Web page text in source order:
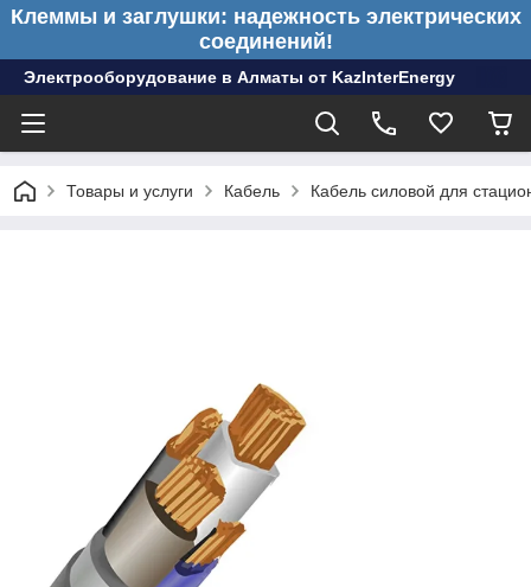
Клеммы и заглушки: надежность электрических
соединений!
Электрооборудование в Алматы от KazInterEnergy
Товары и услуги Кабель Кабель силовой для